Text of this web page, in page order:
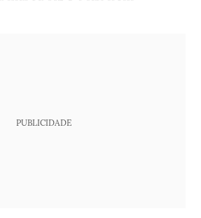
PUBLICIDADE